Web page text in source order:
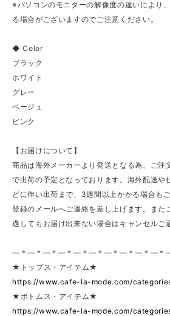
※パソコンのモニターの解像度の違いにより
る場合がございますのでご注意ください。
◆ Color
ブラック
ホワイト
グレー
ベージュ
ピンク
【お届けについて】
商品は海外メーカーより発送となる為、ご注
で出荷の予定となっております。海外配送や
どに伴い出荷まで、3週間以上かかる場合も
登録のメールへご連絡を差し上げます。また
過してもお届け出来ない場合はキャンセルご
—＊—＊—＊—＊—＊—＊—＊—＊—＊—＊—
★トップス・アイテム★
https://www.cafe-la-mode.com/
★ボトムス・アイテム★
https://www.cafe-la-mode.com/